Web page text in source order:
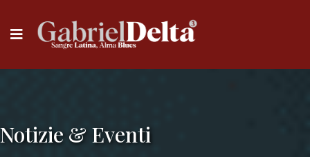
Notizie & Eventi